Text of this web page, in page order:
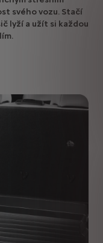
svého vozu. Stačí
lyží a užít si každou